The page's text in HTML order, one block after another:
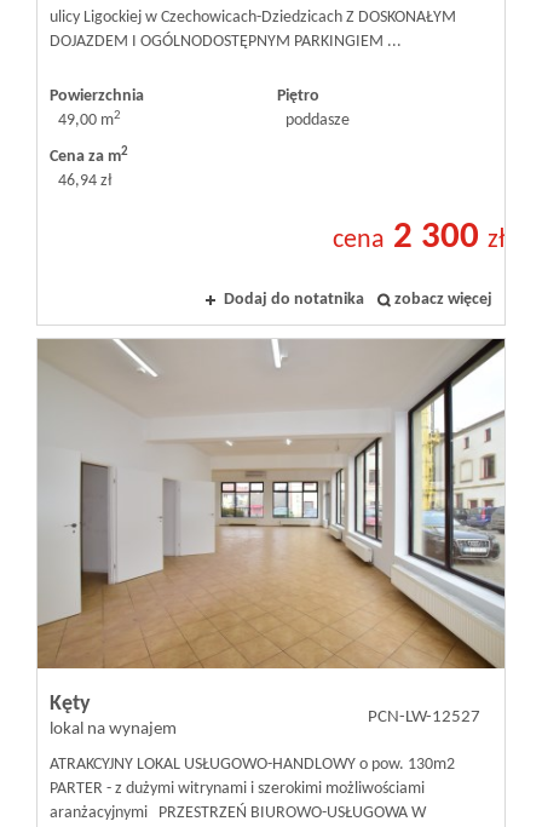
ulicy Ligockiej w Czechowicach-Dziedzicach Z DOSKONAŁYM
DOJAZDEM I OGÓLNODOSTĘPNYM PARKINGIEM ...
Powierzchnia
49,00 m2
Piętro
poddasze
Cena za m2
46,94 zł
cena 2 300 zł
Dodaj do notatnika zobacz więcej
Kęty
lokal na wynajem
PCN-LW-12527
ATRAKCYJNY LOKAL USŁUGOWO-HANDLOWY o pow. 130m2
PARTER - z dużymi witrynami i szerokimi możliwościami
aranżacyjnymi PRZESTRZEŃ BIUROWO-USŁUGOWA W